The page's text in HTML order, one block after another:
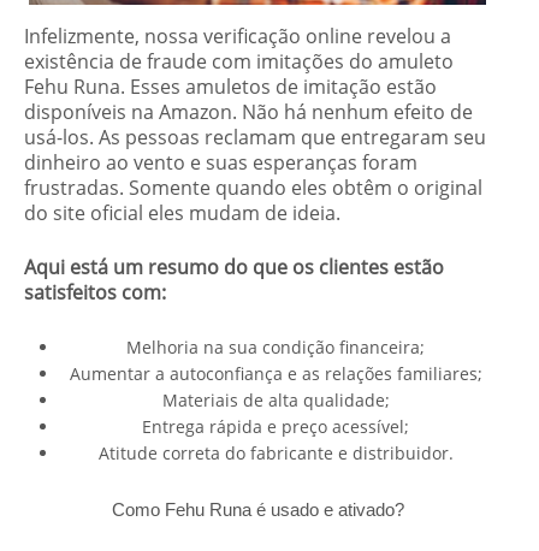
Infelizmente, nossa verificação online revelou a
existência de fraude com imitações do amuleto
Fehu Runa. Esses amuletos de imitação estão
disponíveis na Amazon. Não há nenhum efeito de
usá-los. As pessoas reclamam que entregaram seu
dinheiro ao vento e suas esperanças foram
frustradas. Somente quando eles obtêm o original
do site oficial eles mudam de ideia.
Aqui está um resumo do que os clientes estão
satisfeitos com:
Melhoria na sua condição financeira;
Aumentar a autoconfiança e as relações familiares;
Materiais de alta qualidade;
Entrega rápida e preço acessível;
Atitude correta do fabricante e distribuidor.
Como Fehu Runa é usado e ativado?